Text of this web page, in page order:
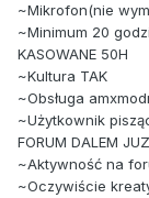
~Mikrofon(nie
~Minimum 20
KASOWANE 50H
~Kultura TAK
~Obsługa
~Użytkownik
FORUM DALEM
~Aktywność na
~Oczywiście